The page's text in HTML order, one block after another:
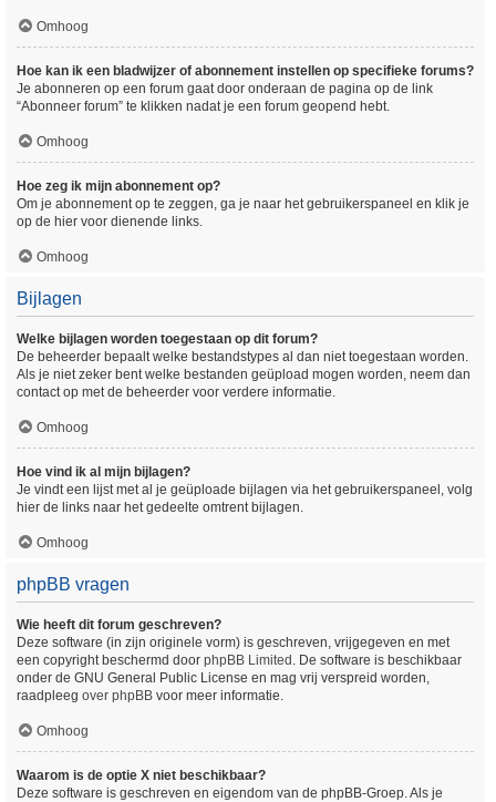
Omhoog
Hoe kan ik een bladwijzer of abonnement instellen op specifieke forums?
Je abonneren op een forum gaat door onderaan de pagina op de link
“Abonneer forum” te klikken nadat je een forum geopend hebt.
Omhoog
Hoe zeg ik mijn abonnement op?
Om je abonnement op te zeggen, ga je naar het gebruikerspaneel en klik je
op de hier voor dienende links.
Omhoog
Bijlagen
Welke bijlagen worden toegestaan op dit forum?
De beheerder bepaalt welke bestandstypes al dan niet toegestaan worden.
Als je niet zeker bent welke bestanden geüpload mogen worden, neem dan
contact op met de beheerder voor verdere informatie.
Omhoog
Hoe vind ik al mijn bijlagen?
Je vindt een lijst met al je geüploade bijlagen via het gebruikerspaneel, volg
hier de links naar het gedeelte omtrent bijlagen.
Omhoog
phpBB vragen
Wie heeft dit forum geschreven?
Deze software (in zijn originele vorm) is geschreven, vrijgegeven en met
een copyright beschermd door phpBB Limited . De software is beschikbaar
onder de GNU General Public License en mag vrij verspreid worden,
raadpleeg over phpBB voor meer informatie.
Omhoog
Waarom is de optie X niet beschikbaar?
Deze software is geschreven en eigendom van de phpBB-Groep. Als je